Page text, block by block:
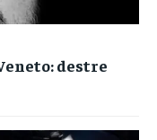
destre